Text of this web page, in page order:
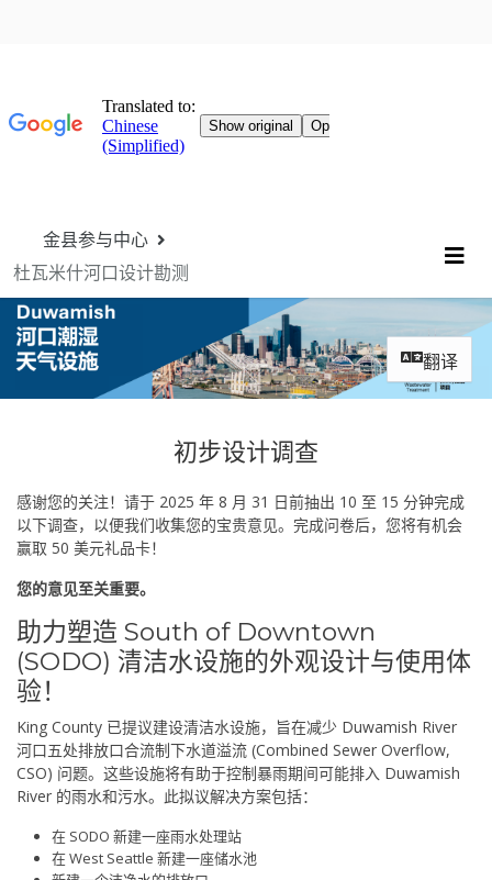
金县参与中心
杜瓦米什河口设计勘测
翻译
初步设计调查
感谢您的关注！请于 2025 年 8 月 31 日前抽出 10 至 15 分钟完成
以下调查，以便我们收集您的宝贵意见。完成问卷后，您将有机会
赢取 50 美元礼品卡！
您的意见至关重要。
助力塑造 South of Downtown
(SODO) 清洁水设施的外观设计与使用体
验！
King County 已提议建设清洁水设施，旨在减少 Duwamish River
河口五处排放口合流制下水道溢流 (Combined Sewer Overflow,
CSO) 问题。这些设施将有助于控制暴雨期间可能排入 Duwamish
River 的雨水和污水。此拟议解决方案包括：
在 SODO 新建一座雨水处理站
在 West Seattle 新建一座储水池